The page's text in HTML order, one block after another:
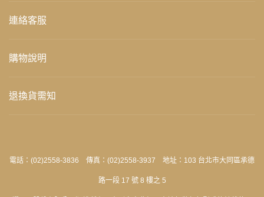
連絡客服
購物說明
退換貨需知
電話：(02)2558-3836 傳真：(02)2558-3937 地址：103 台北市大同區承德
路一段 17 號 8 樓之 5